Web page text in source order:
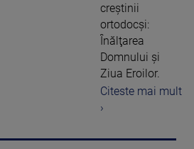
creştinii
ortodocşi:
Înălţarea
Domnului şi
Ziua Eroilor.
Citeste mai mult
›